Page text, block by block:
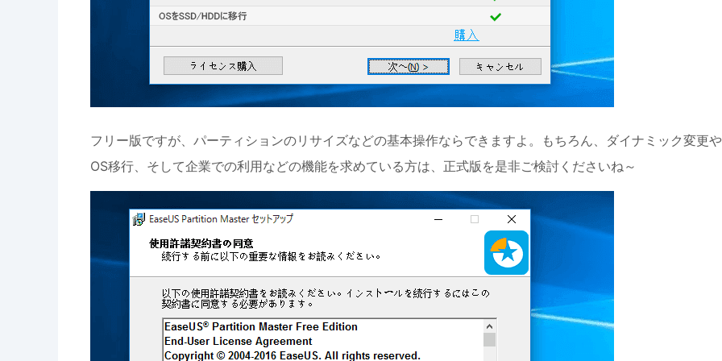
フリー版ですが、パーティションのリサイズなどの基本操作ならできますよ。もちろん、ダイナミック変更
OS移行、そして企業での利用などの機能を求めている方は、正式版を是非ご検討くださいね～